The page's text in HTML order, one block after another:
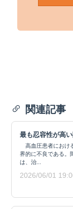
関連記事
最も忍容性が高
高血圧患者におけ
界的に不良である。
は、治...
2026/06/01